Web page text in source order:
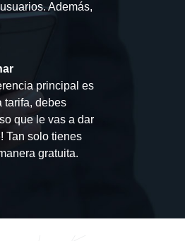
Además,
principal es
tarifa, debes
que le vas a dar
Tan solo tienes
gratuita.